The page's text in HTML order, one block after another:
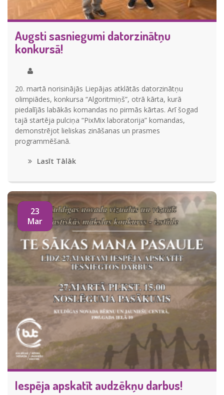
Augsti sasniegumi datorzinātņu
konkursā!
20. martā norisinājās Liepājas atklātās datorzinātņu
olimpiādes, konkursa “Algoritmiņš”, otrā kārta, kurā
piedalījās labākās komandas no pirmās kārtas. Arī šogad
tajā startēja pulciņa “PixMix laboratorija” komandas,
demonstrējot lieliskas zināšanas un prasmes
programmēšanā.
Lasīt Tālāk
23
Mar
Iespēja apskatīt audzēkņu darbus!